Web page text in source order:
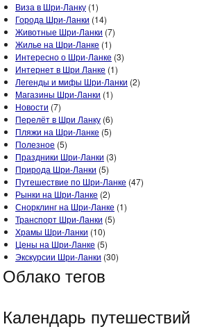
Виза в Шри-Ланку (1)
Города Шри-Ланки (14)
Животные Шри-Ланки (7)
Жилье на Шри-Ланке (1)
Интересно о Шри-Ланке (3)
Интернет в Шри Ланке (1)
Легенды и мифы Шри-Ланки (2)
Магазины Шри-Ланки (1)
Новости (7)
Перелёт в Шри Ланку (6)
Пляжи на Шри-Ланке (5)
Полезное (5)
Праздники Шри-Ланки (3)
Природа Шри-Ланки (5)
Путешествие по Шри-Ланке (47)
Рынки на Шри-Ланке (2)
Снорклинг на Шри-Ланке (1)
Транспорт Шри-Ланки (5)
Храмы Шри-Ланки (10)
Цены на Шри-Ланке (5)
Экскурсии Шри-Ланки (30)
Облако тегов
Календарь путешествий